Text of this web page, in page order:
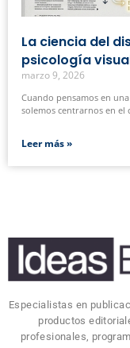
La ciencia del
psicología
marzo 9, 2026
Cuando pensamos en
solemos centrarnos en el
Leer más »
Especialistas en
productos
profesionales,